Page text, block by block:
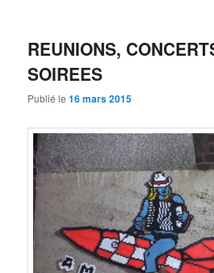
REUNIONS,
SOIREES
Publié le16 mars 2015